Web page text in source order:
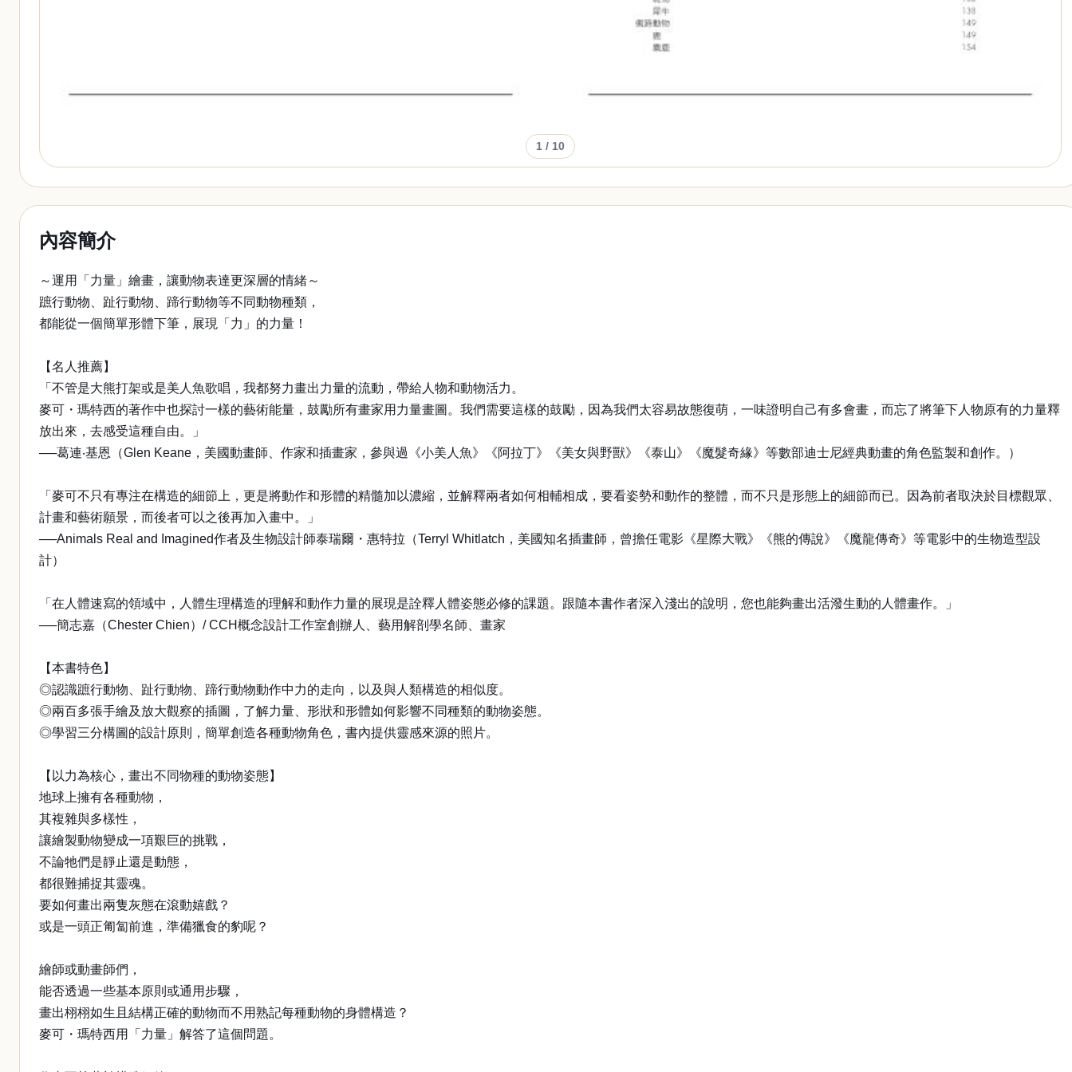
1 / 10
內容簡介
～運用「力量」繪畫，讓動物表達更深層的情緒～
蹠行動物、趾行動物、蹄行動物等不同動物種類，
都能從一個簡單形體下筆，展現「力」的力量！
【名人推薦】
「不管是大熊打架或是美人魚歌唱，我都努力畫出力量的流動，帶給人物和動物活力。
麥可・瑪特西的著作中也探討一樣的藝術能量，鼓勵所有畫家用力量畫圖。我們需要這樣的鼓勵，因為我們太容易故態復萌，一味證明自己有多會畫，而忘了將筆下人物原有的力量釋
放出來，去感受這種自由。」
──葛連‧基恩（Glen Keane，美國動畫師、作家和插畫家，參與過《小美人魚》《阿拉丁》《美女與野獸》《泰山》《魔髮奇緣》等數部迪士尼經典動畫的角色監製和創作。）
「麥可不只有專注在構造的細節上，更是將動作和形體的精髓加以濃縮，並解釋兩者如何相輔相成，要看姿勢和動作的整體，而不只是形態上的細節而已。因為前者取決於目標觀眾、
計畫和藝術願景，而後者可以之後再加入畫中。」
──Animals Real and Imagined作者及生物設計師泰瑞爾・惠特拉（Terryl Whitlatch，美國知名插畫師，曾擔任電影《星際大戰》《熊的傳說》《魔龍傳奇》等電影中的生物造型設
計）
「在人體速寫的領域中，人體生理構造的理解和動作力量的展現是詮釋人體姿態必修的課題。跟隨本書作者深入淺出的說明，您也能夠畫出活潑生動的人體畫作。」
──簡志嘉（Chester Chien）/ CCH概念設計工作室創辦人、藝用解剖學名師、畫家
【本書特色】
◎認識蹠行動物、趾行動物、蹄行動物動作中力的走向，以及與人類構造的相似度。
◎兩百多張手繪及放大觀察的插圖，了解力量、形狀和形體如何影響不同種類的動物姿態。
◎學習三分構圖的設計原則，簡單創造各種動物角色，書內提供靈感來源的照片。
【以力為核心，畫出不同物種的動物姿態】
地球上擁有各種動物，
其複雜與多樣性，
讓繪製動物變成一項艱巨的挑戰，
不論牠們是靜止還是動態，
都很難捕捉其靈魂。
要如何畫出兩隻灰態在滾動嬉戲？
或是一頭正匍匐前進，準備獵食的豹呢？
繪師或動畫師們，
能否透過一些基本原則或通用步驟，
畫出栩栩如生且結構正確的動物而不用熟記每種動物的身體構造？
麥可・瑪特西用「力量」解答了這個問題。